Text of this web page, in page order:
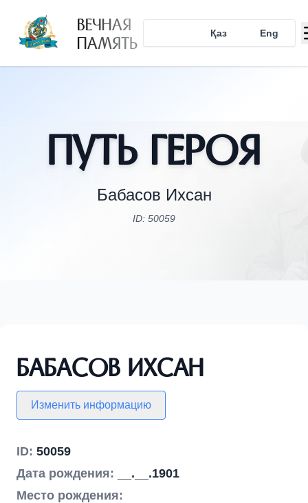
ВЕЧНАЯ
ПАМЯТЬ Қаз Eng
Путь Героя
Бабасов Ихсан
ID: 50059
Бабасов Ихсан
Изменить информацию
ID: 50059
Дата рождения:
__.__.1901
Место рождения: